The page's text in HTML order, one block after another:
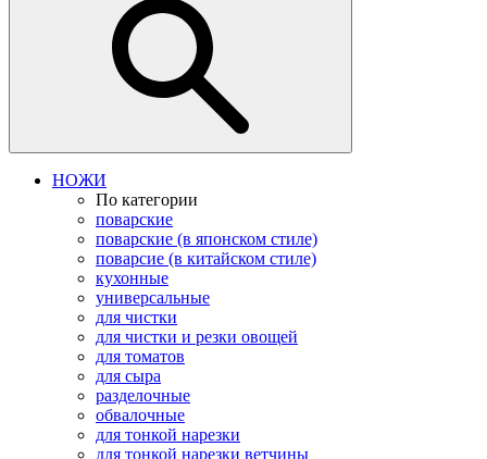
НОЖИ
По категории
поварские
поварские (в японском стиле)
поварсие (в китайском стиле)
кухонные
универсальные
для чистки
для чистки и резки овощей
для томатов
для сыра
разделочные
обвалочные
для тонкой нарезки
для тонкой нарезки ветчины